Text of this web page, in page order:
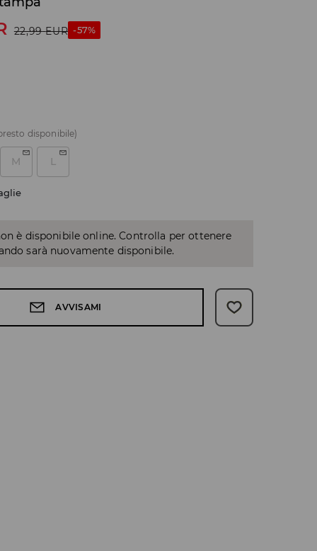
22,99 EUR -57%
disponibile)
M L
è disponibile online. Controlla per ottenere
sarà nuovamente disponibile.
AVVISAMI